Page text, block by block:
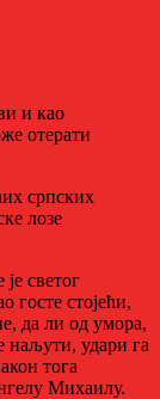
и као
отерати
српских
лозе
светог
госте стојећи,
да ли од умора,
наљути, удари га
тога
Михаилу.